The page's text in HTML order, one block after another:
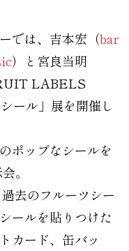
では、吉本宏（bar
）と宮良当明
LABELS
ール」展を開催し
ポップなシールを
。
去のフルーツシー
ールを貼りつけた
カード、缶バッ